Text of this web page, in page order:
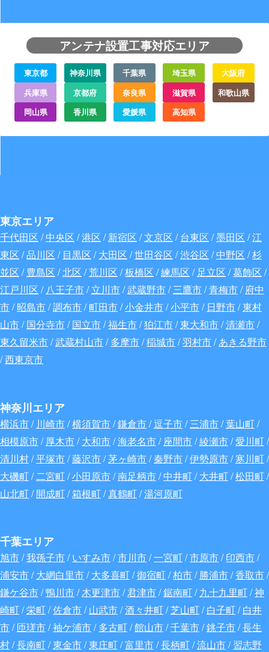
アンテナ設置工事対応エリア
東京都 神奈川県 千葉県 埼玉県
大阪府
兵庫県
京都府 奈良県 滋賀県
和歌山県
岡山県
香川県 愛媛県 高知県
東京エリア
千代田区 /中央区 /港区 /新宿区 /文京区 /台東区 /墨田区 /江
東区 /品川区 / 目黒区 /大田区 /世田谷区 /渋谷区 /中野区 /杉
並区 /豊島区 /北区 /荒川区 /板橋区 /練馬区 /足立区 /葛飾区 /
江戸川区 / 八王子市/立川市/武蔵野市/三鷹市/青梅市/府中
市/昭島市/調布市/町田市/小金井市/小平市/ 日野市/東村
山市/国分寺市/国立市/福生市/狛江市/東大和市/清瀬市/
東久留米市/武蔵村山市/多摩市/稲城市/羽村市/あきる野市
/西東京市
神奈川エリア
横浜市/ 川崎市/横須賀市/鎌倉市/逗子市/三浦市/葉山町/
相模原市/ 厚木市/大和市/海老名市/ 座間市/綾瀬市/愛川町/
清川村/平塚市/藤沢市/茅ヶ崎市/秦野市/伊勢原市/寒川町/
大磯町/ 二宮町/小田原市/南足柄市/中井町/大井町/松田町/
山北町/開成町/箱根町/真鶴町/湯河原町
千葉エリア
旭市/我孫子市/いすみ市/市川市/一宮町/市原市/印西市/
浦安市/大網白里市/大多喜町/御宿町/柏市/勝浦市/香取市/
鎌ケ谷市/鴨川市/木更津市/君津市/鋸南町/九十九里町/神
崎町/栄町/佐倉市/山武市/酒々井町/芝山町/白子町/白井
市/匝瑳市/袖ケ浦市/多古町/館山市/千葉市/銚子市/長生
村/長南町/東金市/東庄町/富里市/長柄町/流山市/習志野